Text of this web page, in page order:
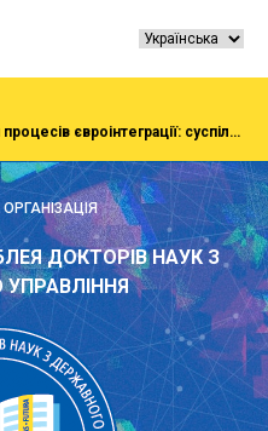
Конференція «Інституціоналізація процесів євроінтеграції: суспільство, економіка, адміністрування»
ДОКТОРІВ НАУК З